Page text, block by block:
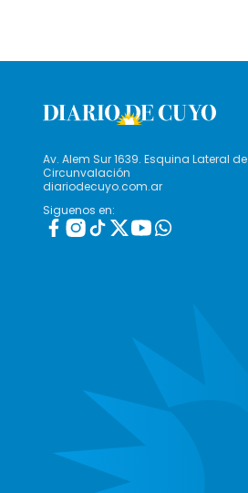
Av. Alem Sur 1639. Esquina Lateral de
Circunvalación
diariodecuyo.com.ar
Siguenos en: